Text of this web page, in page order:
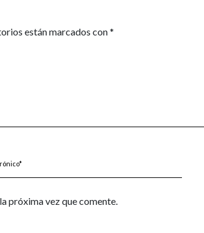
están marcados con*
próxima vez que comente.